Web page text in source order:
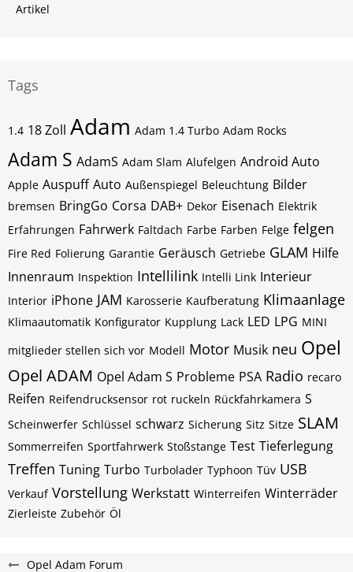
Artikel
Tags
1.4 18 Zoll Adam Adam 1.4 Turbo Adam Rocks
Adam S AdamS Adam Slam Alufelgen Android Auto
Apple Auspuff Auto Außenspiegel Beleuchtung Bilder
bremsen BringGo Corsa DAB+ Dekor Eisenach Elektrik
Erfahrungen Fahrwerk Faltdach Farbe Farben Felge felgen
Fire Red Folierung Garantie Geräusch Getriebe GLAM Hilfe
Innenraum Inspektion Intellilink Intelli Link Interieur
Interior iPhone JAM Karosserie Kaufberatung Klimaanlage
Klimaautomatik Konfigurator Kupplung Lack LED LPG MINI
mitglieder stellen sich vor Modell Motor Musik neu Opel
Opel ADAM Opel Adam S Probleme PSA Radio recaro
Reifen Reifendrucksensor rot ruckeln Rückfahrkamera S
Scheinwerfer Schlüssel schwarz Sicherung Sitz Sitze SLAM
Sommerreifen Sportfahrwerk Stoßstange Test Tieferlegung
Treffen Tuning Turbo Turbolader Typhoon Tüv USB
Verkauf Vorstellung Werkstatt Winterreifen Winterräder
Zierleiste Zubehör Öl
Opel Adam Forum